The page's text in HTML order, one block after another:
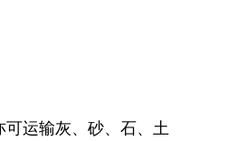
运输灰、砂、石、土